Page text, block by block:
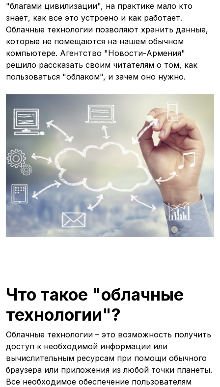
"благами цивилизации", на практике мало кто
знает, как все это устроено и как работает.
Облачные технологии позволяют хранить данные,
которые не помещаются на нашем обычном
компьютере. Агентство "Новости-Армения"
решило рассказать своим читателям о том, как
пользоваться "облаком", и зачем оно нужно.
Что такое "облачные
технологии"?
Облачные технологии – это возможность получить
доступ к необходимой информации или
вычислительным ресурсам при помощи обычного
браузера или приложения из любой точки планеты.
Все необходимое обеспечение пользователям